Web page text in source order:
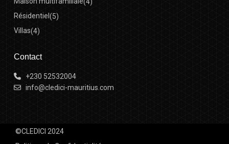
Résidentiel (5)
Villas(4)
Contact
+230 52532004
info@cledici-mauritius.com
©CLEDICI 2024